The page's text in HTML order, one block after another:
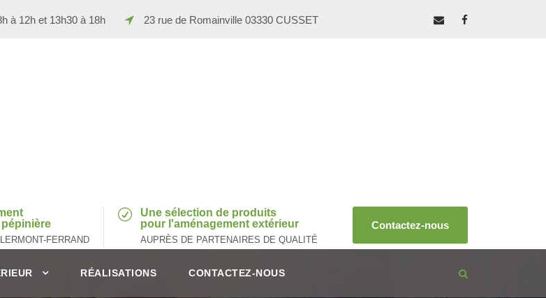
à 12h et 13h30 à 18h 23 rue de Romainville 03330 CUSSET
FERRAND
Une sélection de produits
pour l'aménagement extérieur
AUPRÈS DE PARTENAIRES DE QUALITÉ
Contactez-nous
RÉALISATIONS CONTACTEZ-NOUS